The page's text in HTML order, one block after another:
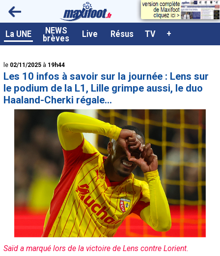
La UNE NEWS
brèves Live Résus TV +
<
le 02/11/2025 à 19h44
Les 10 infos à savoir sur la journée : Lens sur
le podium de la L1, Lille grimpe aussi, le duo
Haaland-Cherki régale...
Saïd a marqué lors de la victoire de Lens contre Lorient.
A la UNE
Live / Matchs en direct
Résultats et Classements
Class. buteurs européens
Programme TV foot
Tableau transferts L1
Taille de la police
Paramètrages / Options
Contact / Signaler un bug
Recrutement Maxifoot